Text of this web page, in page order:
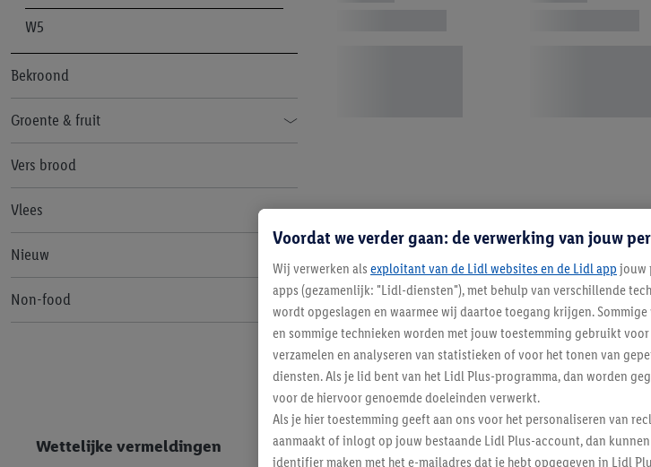
W5
Bekroond
Groente & fruit
Assortiment
Seizoensgroente en fruit
Vers brood
Vlees
Nieuw
Non-food
LIVARNO
Wettelijke vermeldingen
Voordat we verder gaan: de verwerking van jouw
Wij verwerken als exploitant van de Lidl websites en de Lidl app jouw
apps (gezamenlijk: "Lidl-diensten"), met behulp van verschillende
wordt opgeslagen en waarmee wij daartoe toegang krijgen.
en sommige technieken worden met jouw toestemming gebruikt
verzamelen en analyseren van statistieken of voor het tonen van
diensten. Als je lid bent van het Lidl Plus-programma, dan worden
voor de hiervoor genoemde doeleinden verwerkt.
Als je hier toestemming geeft aan ons voor het personaliseren van
aanmaakt of inlogt op jouw bestaande Lidl Plus-account, dan
identifier maken met het e-mailadres dat je hebt opgegeven in Lidl